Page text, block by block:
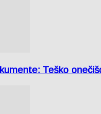
Teško